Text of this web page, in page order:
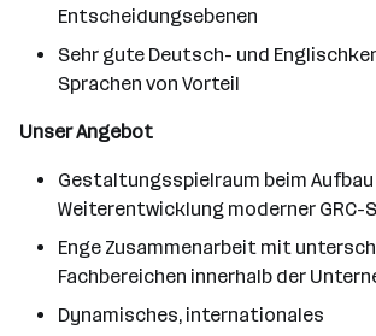
Entscheidungsebenen
Sehr gute Deutsch- und
Sprachen von Vorteil
Unser Angebot
Gestaltungsspielraum beim
Weiterentwicklung moderner
Enge Zusammenarbeit mit
Fachbereichen innerhalb der
Dynamisches, internationales